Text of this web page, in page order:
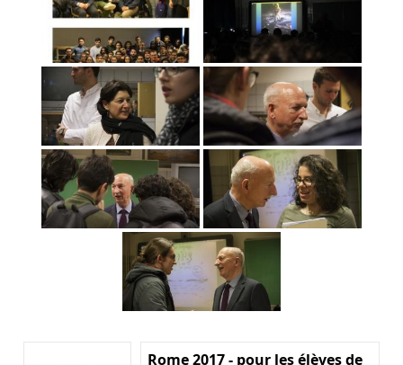
Rome 2017 - pour les élèves de